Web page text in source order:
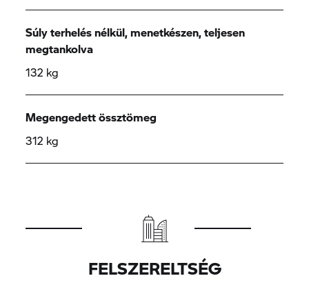
Súly terhelés nélkül, menetkészen, teljesen
megtankolva
132 kg
Megengedett össztömeg
312 kg
FELSZERELTSÉG